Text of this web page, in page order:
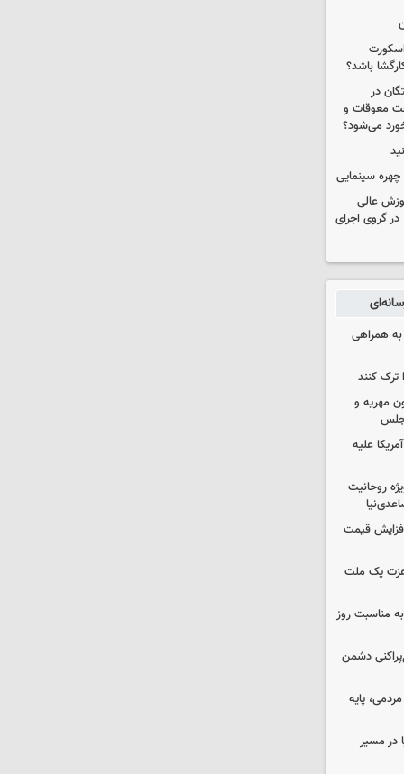
اسکورت
باشد؟
در
معوقات و
می‌شود؟
سینمایی
عالی
گروی اجرای
به همراهی
ترک کنند
مهریه و
علیه
روحانیت
قیمت
عزت یک ملت
مناسبت روز
دشمن
پایه
در مسیر